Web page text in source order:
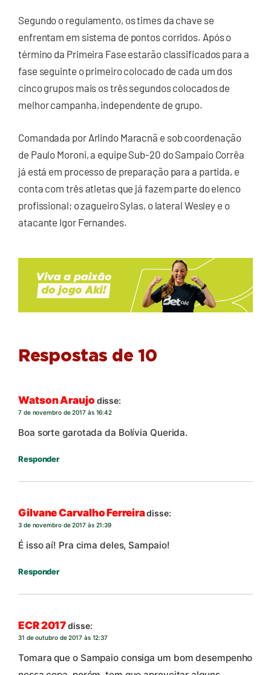
Segundo o regulamento, os times da chave se
enfrentam em sistema de pontos corridos. Após o
término da Primeira Fase estarão classificados para a
fase seguinte o primeiro colocado de cada um dos
cinco grupos mais os três segundos colocados de
melhor campanha, independente de grupo.
Comandada por Arlindo Maracnã e sob coordenação
de Paulo Moroni, a equipe Sub-20 do Sampaio Corrêa
já está em processo de preparação para a partida, e
conta com três atletas que já fazem parte do elenco
profissional; o zagueiro Sylas, o lateral Wesley e o
atacante Igor Fernandes.
Respostas de 10
Watson Araujo disse:
7 de novembro de 2017 às 16:42
Boa sorte garotada da Bolívia Querida.
Responder
Gilvane Carvalho Ferreiradisse:
3 de novembro de 2017 às 21:39
É isso aí! Pra cima deles, Sampaio!
Responder
ECR 2017disse:
31 de outubro de 2017 às 12:37
Tomara que o Sampaio consiga um bom desempenho